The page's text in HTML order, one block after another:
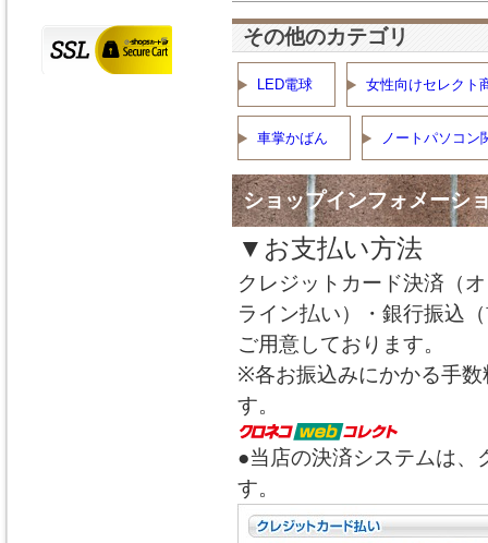
その他のカテゴリ
LED電球 女性向けセレクト
車掌かばん ノートパソコン
ショップインフォメーシ
▼お支払い方法
クレジットカード決済（
ライン払い）・銀行振込
ご用意しております。
※各お振込みにかかる手
す。
●当店の決済システムは、
す。